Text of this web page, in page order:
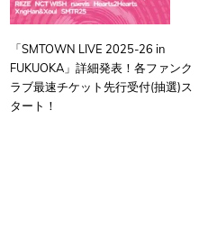
「SMTOWN LIVE 2025-26 in
FUKUOKA」詳細発表！各ファンク
ラブ最速チケット先行受付(抽選)ス
タート！